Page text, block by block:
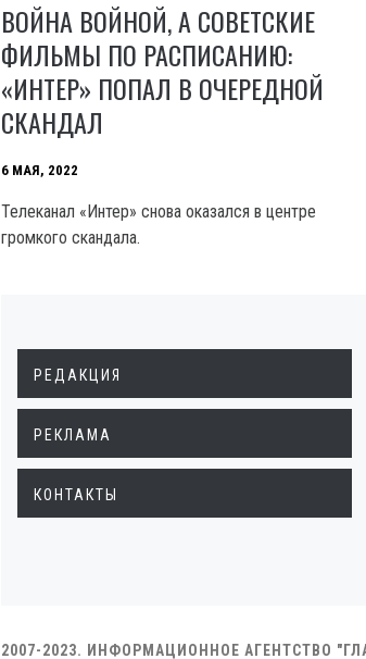
ВОЙНА ВОЙНОЙ, А СОВЕТСКИЕ
ФИЛЬМЫ ПО РАСПИСАНИЮ:
«ИНТЕР» ПОПАЛ В ОЧЕРЕДНОЙ
СКАНДАЛ
6 МАЯ, 2022
Телеканал «Интер» снова оказался в центре
громкого скандала.
РЕДАКЦИЯ
РЕКЛАМА
КОНТАКТЫ
2007-2023. ИНФОРМАЦИОННОЕ АГЕНТСТВО